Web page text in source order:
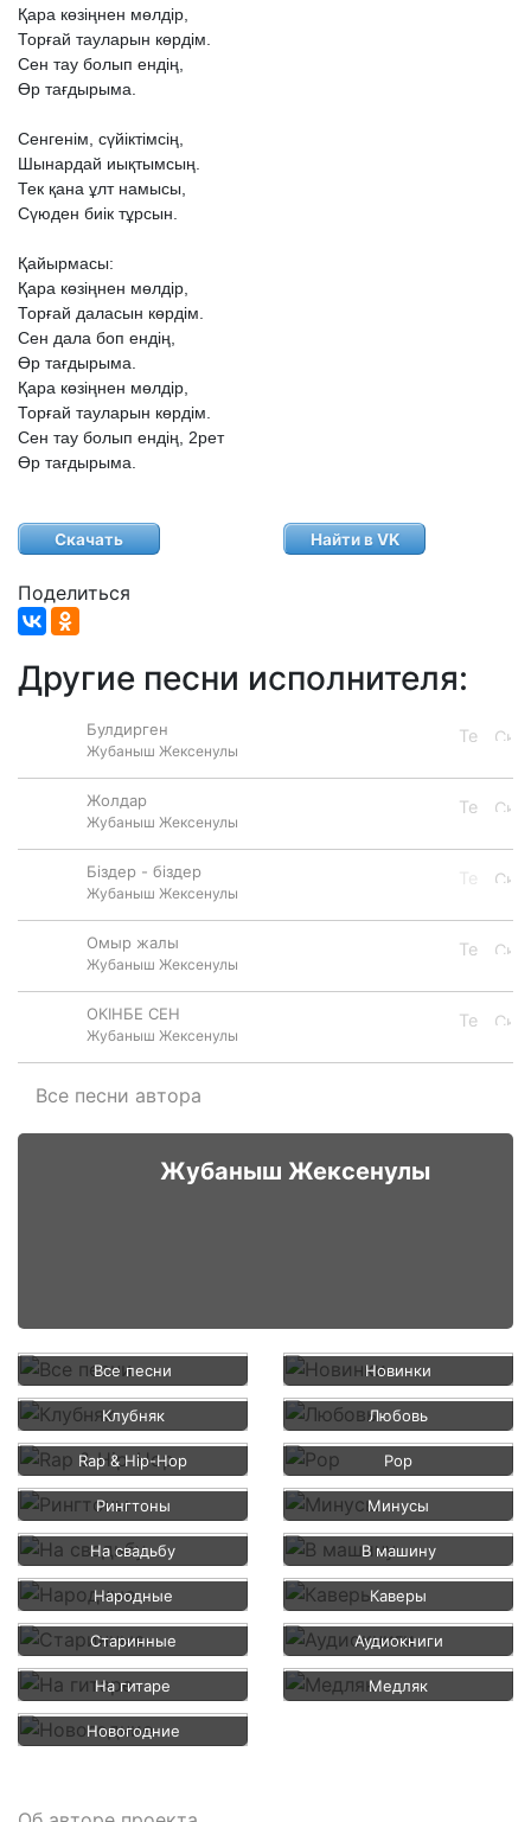
Қара көзіңнен мөлдір,
Торғай тауларын көрдім.
Сен тау болып ендің,
Өр тағдырыма.
Сенгенім, сүйіктімсің,
Шынардай иықтымсың.
Тек қана ұлт намысы,
Сүюден биік тұрсын.
Қайырмасы:
Қара көзіңнен мөлдір,
Торғай даласын көрдім.
Сен дала боп ендің,
Өр тағдырыма.
Қара көзіңнен мөлдір,
Торғай тауларын көрдім.
Сен тау болып ендің,
2рет
Өр тағдырыма.
Скачать Найти в VK
Поделиться
Другие песни исполнителя:
Булдирген
Жубаныш Жексенулы
Жолдар
Жубаныш Жексенулы
Біздер - біздер
Жубаныш Жексенулы
Омыр жалы
Жубаныш Жексенулы
ОКIНБЕ СЕН
Жубаныш Жексенулы
Все песни автора
Жубаныш Жексенулы
Все песни Новинки
Клубняк Любовь
Rap & Hip-Hop Pop
Рингтоны Минусы
На свадьбу В машину
Народные Каверы
Старинные Аудиокниги
На гитаре Медляк
Новогодние